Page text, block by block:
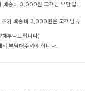
배송비 3,000원 고객님 부담입니
초기 배송비 3,000원은 고객님 부
해부탁드립니다)
부담해주셔야 합니다.